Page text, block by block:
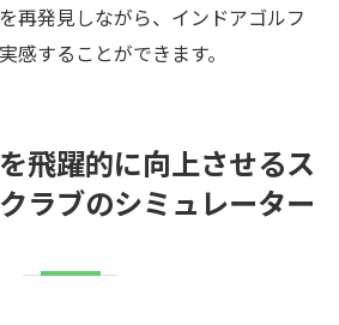
再発見しながら、インドアゴルフ
感することができます。
飛躍的に向上させるス
ラブのシミュレーター